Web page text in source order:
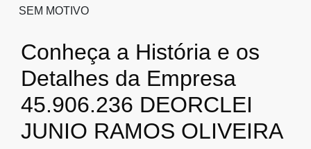
SEM MOTIVO
Conheça a História e os
Detalhes da Empresa
45.906.236 DEORCLEI
JUNIO RAMOS OLIVEIRA